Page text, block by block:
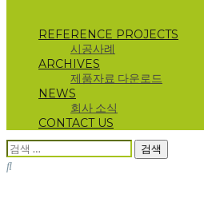
REFERENCE PROJECTS
시공사례
ARCHIVES
제품자료 다운로드
NEWS
회사 소식
CONTACT US
검
색: